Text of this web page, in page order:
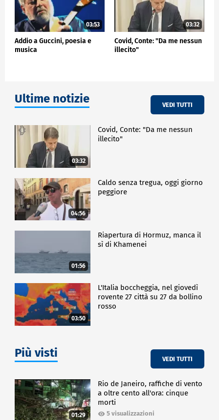
03:53
Addio a Guccini, poesia e
musica
03:32
Covid, Conte: "Da me nessun
illecito"
Ultime notizie VEDI TUTTI
03:32
Covid, Conte: "Da me nessun
illecito"
04:56
Caldo senza tregua, oggi giorno
peggiore
01:56
Riapertura di Hormuz, manca il
sì di Khamenei
03:50
L'Italia boccheggia, nel giovedì
rovente 27 città su 27 da bollino
rosso
Più visti VEDI TUTTI
01:29
Rio de Janeiro, raffiche di vento
a oltre cento all'ora: cinque
morti
5 visualizzazioni